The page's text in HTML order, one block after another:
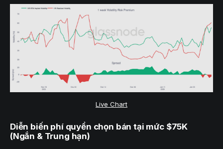
Live Chart
Diễn biến phí quyền chọn bán tại mức $75K
(Ngắn & Trung hạn)